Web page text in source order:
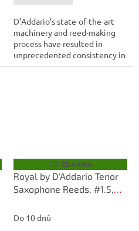
D’Addario’s state-of-the-art
machinery and reed-making
process have resulted in
unprecedented consistency in
today’s...
Z
D
A
R
ZDARMA
Royal by D'Addario Tenor
Saxophone Reeds, #1.5,
Do 10 dnů